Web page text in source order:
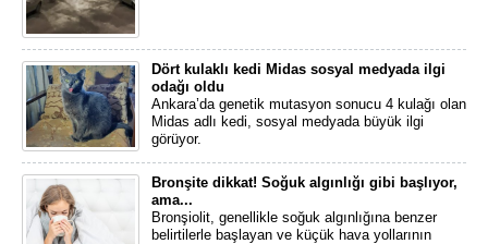
Dört kulaklı kedi Midas sosyal medyada ilgi
odağı oldu
Ankara’da genetik mutasyon sonucu 4 kulağı olan
Midas adlı kedi, sosyal medyada büyük ilgi
görüyor.
Bronşite dikkat! Soğuk algınlığı gibi başlıyor,
ama...
Bronşiolit, genellikle soğuk algınlığına benzer
belirtilerle başlayan ve küçük hava yollarının